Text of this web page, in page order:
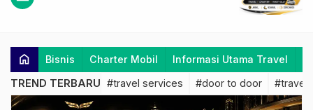
home Bisnis Charter Mobil Informasi Utama Travel
TREND TERBARU #travel services #door to door #travel